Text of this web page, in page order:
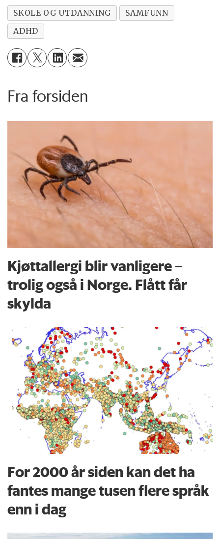
SKOLE OG UTDANNING
SAMFUNN
ADHD
Fra forsiden
Kjøttallergi blir vanligere –
trolig også i Norge. Flått får
skylda
For 2000 år siden kan det ha
fantes mange tusen flere språk
enn i dag